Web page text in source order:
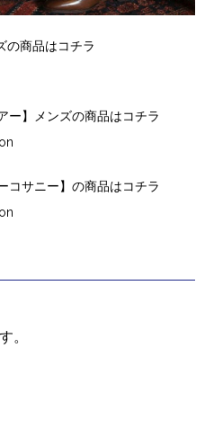
の商品はコチラ
ー】メンズの商品はコチラ
コサニー】の商品はコチラ
。